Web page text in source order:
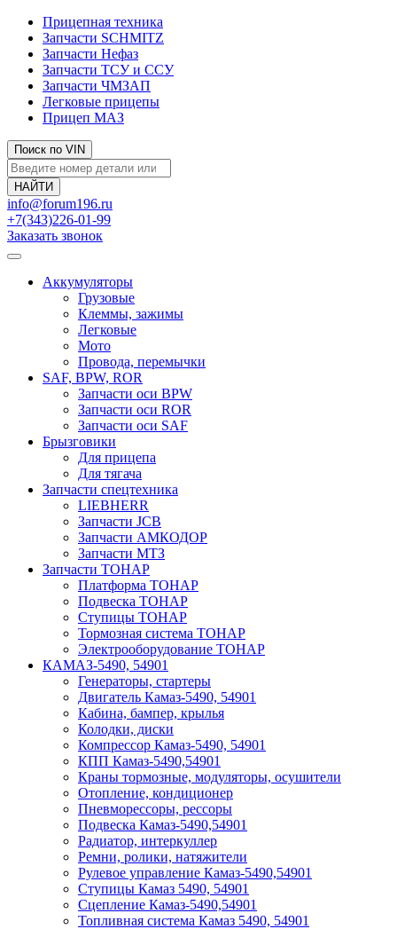
Прицепная техника
Запчасти SCHMITZ
Запчасти Нефаз
Запчасти ТСУ и ССУ
Запчасти ЧМЗАП
Легковые прицепы
Прицеп МАЗ
Поиск по VIN
info@forum196.ru
+7(343)226-01-99
Заказать звонок
Аккумуляторы
Грузовые
Клеммы, зажимы
Легковые
Мото
Провода, перемычки
SAF, BPW, ROR
Запчасти оси BPW
Запчасти оси ROR
Запчасти оси SAF
Брызговики
Для прицепа
Для тягача
Запчасти спецтехника
LIEBHERR
Запчасти JCB
Запчасти АМКОДОР
Запчасти МТЗ
Запчасти ТОНАР
Платформа ТОНАР
Подвеска ТОНАР
Ступицы ТОНАР
Тормозная система ТОНАР
Электрооборудование ТОНАР
КАМАЗ-5490, 54901
Генераторы, стартеры
Двигатель Камаз-5490, 54901
Кабина, бампер, крылья
Колодки, диски
Компрессор Камаз-5490, 54901
КПП Камаз-5490,54901
Краны тормозные, модуляторы, осушители
Отопление, кондиционер
Пневморессоры, рессоры
Подвеска Камаз-5490,54901
Радиатор, интеркуллер
Ремни, ролики, натяжители
Рулевое управление Камаз-5490,54901
Ступицы Камаз 5490, 54901
Сцепление Камаз-5490,54901
Топливная система Камаз 5490, 54901